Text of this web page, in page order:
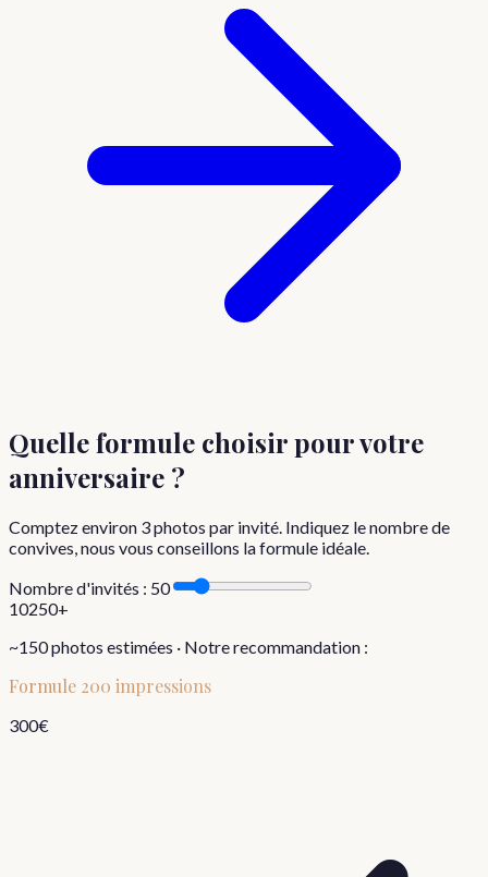
Quelle formule choisirpour votre
anniversaire ?
Comptez environ 3photos par invité. Indiquez le nombre de
convives, nous vous conseillons la formule idéale.
Nombre d'invités : 50
10250+
~150photos estimées · Notre recommandation :
Formule 200 impressions
300€